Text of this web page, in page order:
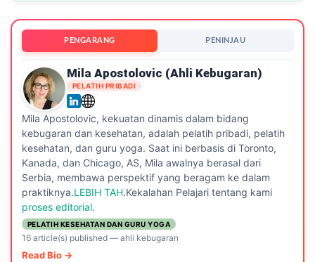
PENGARANG PENINJAU
Mila Apostolovic (ahli Kebugaran)
PELATIH PRIBADI
Mila Apostolovic, kekuatan dinamis dalam bidang
kebugaran dan kesehatan, adalah pelatih pribadi, pelatih
kesehatan, dan guru yoga. Saat ini berbasis di Toronto,
Kanada, dan Chicago, AS, Mila awalnya berasal dari
Serbia, membawa perspektif yang beragam ke dalam
praktiknya.LEBIH TAH.Kekalahan Pelajari tentang kami
proses editorial.
PELATIH KESEHATAN DAN GURU YOGA
16 article(s) published— ahli kebugaran
Read Bio →